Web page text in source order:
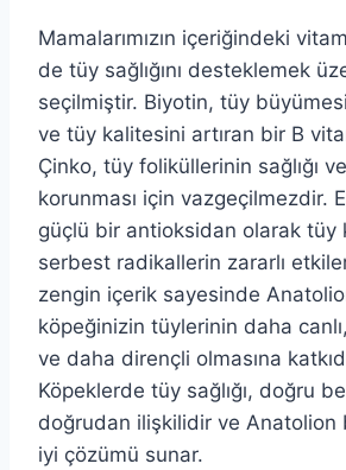
Mamalarımızın içeriğindeki
de tüy sağlığını desteklemek
seçilmiştir. Biyotin, tüy
ve tüy kalitesini artıran bir B
Çinko, tüy foliküllerinin sağlığı
korunması için vazgeçilmezdir.
güçlü bir antioksidan olarak tüy
serbest radikallerin zararlı
zengin içerik sayesinde
köpeğinizin tüylerinin daha
ve daha dirençli olmasına
Köpeklerde tüy sağlığı, doğru
doğrudan ilişkilidir ve Anatolion
iyi çözümü sunar.